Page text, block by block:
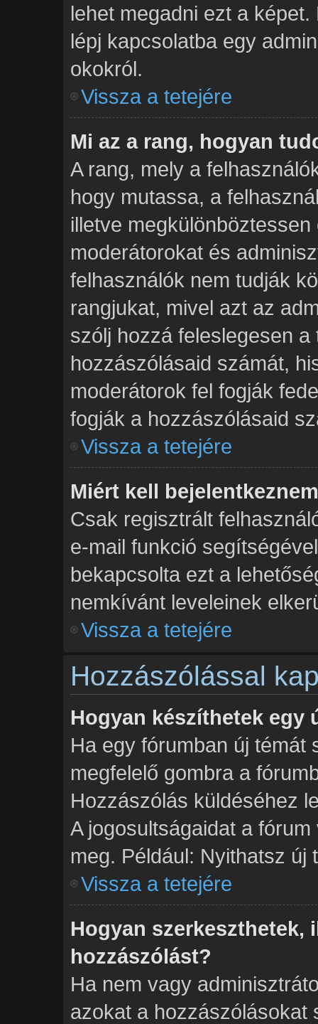
lehet megadni ezt a
lépj kapcsolatba egy
okokról.
Vissza a tetejére
Mi az a rang, hogyan
A rang, mely a
hogy mutassa, a
illetve
moderátorokat és
felhasználók nem tudják
rangjukat, mivel azt az
szólj hozzá feleslegesen
hozzászólásaid számát,
moderátorok fel fogják
fogják a hozzászólásaid
Vissza a tetejére
Miért kell
Csak regisztrált
e-mail funkció
bekapcsolta ezt a
nemkívánt leveleinek
Vissza a tetejére
Hozzászólással
Hogyan készíthetek egy
Ha egy fórumban új témát
megfelelő gombra a
Hozzászólás küldéséhez
A jogosultságaidat a
meg. Például: Nyithatsz
Vissza a tetejére
Hogyan szerkeszthetek,
hozzászólást?
Ha nem vagy
azokat a hozzászólásokat